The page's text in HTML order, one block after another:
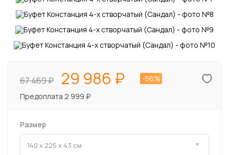
67 469 29 986
-56%
Предоплата 2 999 ₽
Размер